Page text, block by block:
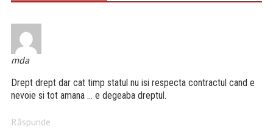
mda
Drept drept dar cat timp statul nu isi respecta contractul cand e
nevoie si tot amana … e degeaba dreptul.
Răspunde